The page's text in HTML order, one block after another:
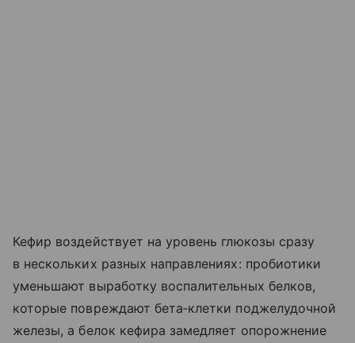
Кефир воздействует на уровень глюкозы сразу
в нескольких разных направлениях: пробиотики
уменьшают выработку воспалительных белков,
которые повреждают бета‑клетки поджелудочной
железы, а белок кефира замедляет опорожнение